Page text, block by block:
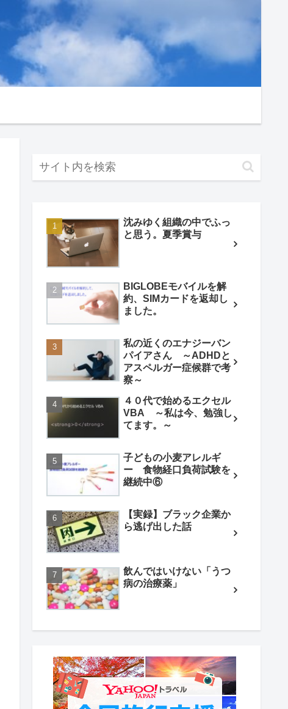
沈みゆく組織の中でふっ
と思う。夏季賞与
BIGLOBEモバイルを解
約、SIMカードを返却し
ました。
私の近くのエナジーバン
パイアさん ～ADHDと
アスペルガー症候群で考
察～
４０代で始めるエクセル
VBA ～私は今、勉強し
てます。～
子どもの小麦アレルギ
ー 食物経口負荷試験を
継続中⑥
【実録】ブラック企業か
ら逃げ出した話
飲んではいけない「うつ
病の治療薬」